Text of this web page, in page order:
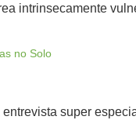
intrinsecamente
no Solo
super